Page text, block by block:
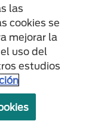
des Produits Nestlé S.A.,
permission.
de
las
cookies se
mejorar la
uso del
estudios